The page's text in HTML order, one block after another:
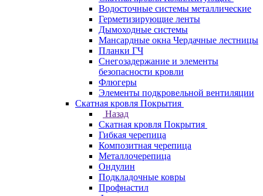
Водосточные системы металлические
Герметизирующие ленты
Дымоходные системы
Мансардные окна Чердачные лестницы
Планки ГЧ
Снегозадержание и элементы
безопасности кровли
Флюгеры
Элементы подкровельной вентиляции
Скатная кровля Покрытия
Назад
Скатная кровля Покрытия
Гибкая черепица
Композитная черепица
Металлочерепица
Ондулин
Подкладочные ковры
Профнастил